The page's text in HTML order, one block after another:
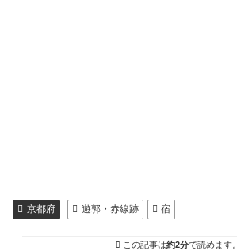
京都府 遊郭・赤線跡 宿
この記事は約2分で読めます。